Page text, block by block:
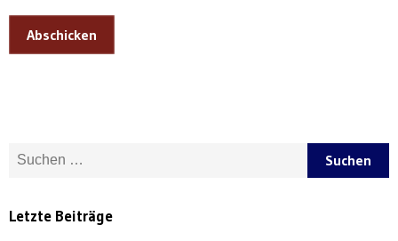
Abschicken
Suche nach:
Letzte Beiträge